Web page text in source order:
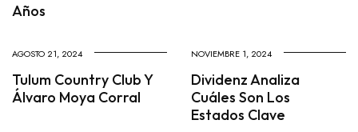
Años
AGOSTO 21, 2024
Tulum Country Club Y
Álvaro Moya Corral
NOVIEMBRE 1, 2024
Dividenz Analiza
Cuáles Son Los
Estados Clave